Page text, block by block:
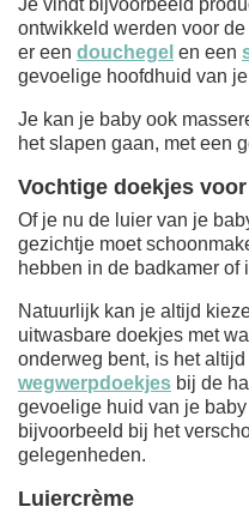
Je vindt bijvoorbeeld
ontwikkeld werden voor
er een douchegel en een
gevoelige hoofdhuid van
Je kan je baby ook
het slapen gaan, met een
Vochtige doekjes
Of je nu de luier van je
gezichtje moet
hebben in de badkamer of
Natuurlijk kan je altijd
uitwasbare doekjes met
onderweg bent, is het
wegwerpdoekjes bij de
gevoelige huid van je
bijvoorbeeld bij het
gelegenheden.
Luiercrème